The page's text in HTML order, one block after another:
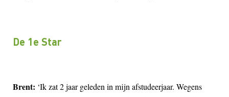
De 1e Star
Brent: ‘Ik zat 2 jaar geleden in mijn afstudeerjaar. Wegens